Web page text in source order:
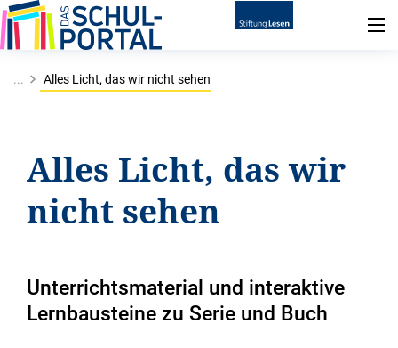
... Alles Licht, das wir nicht sehen
Alles Licht, das wir
nicht sehen
Unterrichtsmaterial und interaktive
Lernbausteine zu Serie und Buch